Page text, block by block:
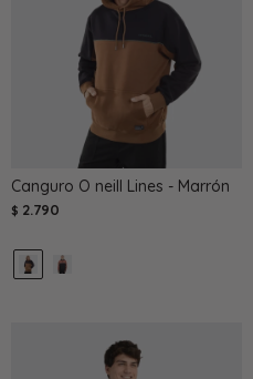
Canguro O neill Lines - Marrón
$ 2.790